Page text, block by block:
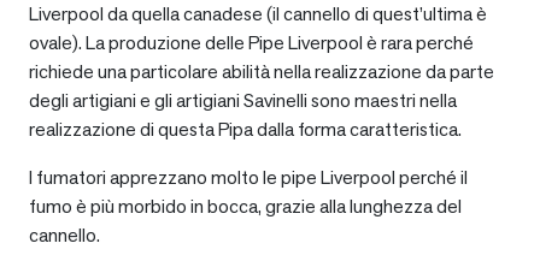
Liverpool da quella canadese (il cannello di quest’ultima è
ovale). La produzione delle Pipe Liverpool è rara perché
richiede una particolare abilità nella realizzazione da parte
degli artigiani e gli artigiani Savinelli sono maestri nella
realizzazione di questa Pipa dalla forma caratteristica.
I fumatori apprezzano molto le pipe Liverpool perché il
fumo è più morbido in bocca, grazie alla lunghezza del
cannello.